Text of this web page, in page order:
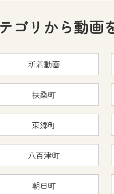
ゴリから動画
新着動画
扶桑町
東郷町
八百津町
朝日町